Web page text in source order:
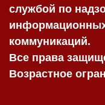
службой по
коммуникаций.
Все права
Возрастное